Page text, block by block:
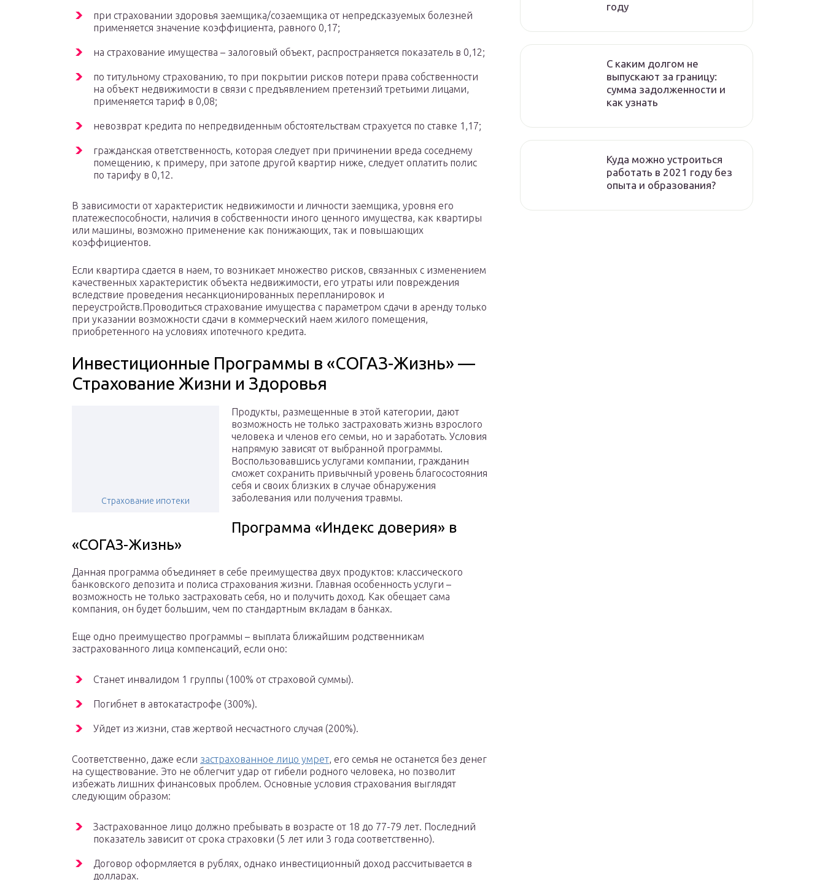
при страховании здоровья заемщика/созаемщика от непредсказуемых болезней
применяется значение коэффициента, равного 0,17;
на страхование имущества – залоговый объект, распространяется показатель в 0,12;
по титульному страхованию, то при покрытии рисков потери права собственности
на объект недвижимости в связи с предъявлением претензий третьими лицами,
применяется тариф в 0,08;
невозврат кредита по непредвиденным обстоятельствам страхуется по ставке 1,17;
гражданская ответственность, которая следует при причинении вреда соседнему
помещению, к примеру, при затопе другой квартир ниже, следует оплатить полис
по тарифу в 0,12.
В зависимости от характеристик недвижимости и личности заемщика, уровня его
платежеспособности, наличия в собственности иного ценного имущества, как квартиры
или машины, возможно применение как понижающих, так и повышающих
коэффициентов.
Если квартира сдается в наем, то возникает множество рисков, связанных с изменением
качественных характеристик объекта недвижимости, его утраты или повреждения
вследствие проведения несанкционированных перепланировок и
переустройств.Проводиться страхование имущества с параметром сдачи в аренду только
при указании возможности сдачи в коммерческий наем жилого помещения,
приобретенного на условиях ипотечного кредита.
Инвестиционные Программы в «СОГАЗ-Жизнь» —
Страхование Жизни и Здоровья
Страхование ипотеки
Продукты, размещенные в этой категории, дают
возможность не только застраховать жизнь взрослого
человека и членов его семьи, но и заработать. Условия
напрямую зависят от выбранной программы.
Воспользовавшись услугами компании, гражданин
сможет сохранить привычный уровень благосостояния
себя и своих близких в случае обнаружения
заболевания или получения травмы.
Программа «Индекс доверия» в
«СОГАЗ-Жизнь»
Данная программа объединяет в себе преимущества двух продуктов: классического
банковского депозита и полиса страхования жизни. Главная особенность услуги –
возможность не только застраховать себя, но и получить доход. Как обещает сама
компания, он будет большим, чем по стандартным вкладам в банках.
Еще одно преимущество программы – выплата ближайшим родственникам
застрахованного лица компенсаций, если оно:
Станет инвалидом 1 группы (100% от страховой суммы).
Погибнет в автокатастрофе (300%).
Уйдет из жизни, став жертвой несчастного случая (200%).
Соответственно, даже если застрахованное лицо умрет, его семья не останется без денег
на существование. Это не облегчит удар от гибели родного человека, но позволит
избежать лишних финансовых проблем. Основные условия страхования выглядят
следующим образом:
Застрахованное лицо должно пребывать в возрасте от 18 до 77-79 лет. Последний
показатель зависит от срока страховки (5 лет или 3 года соответственно).
Договор оформляется в рублях, однако инвестиционный доход рассчитывается в
долларах.
году
C каким долгом не
выпускают за границу:
сумма задолженности и
как узнать
Куда можно устроиться
работать в 2021 году без
опыта и образования?